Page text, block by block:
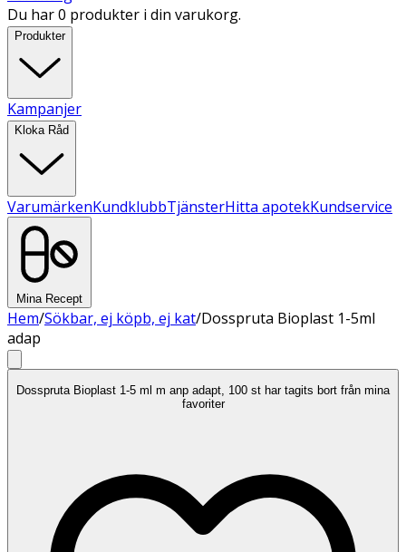
Du har 0 produkter i din varukorg.
Produkter
Kampanjer
Kloka Råd
VarumärkenKundklubbTjänsterHitta apotekKundservice
Mina Recept
Hem/Sökbar, ej köpb, ej kat/Dosspruta Bioplast 1-5ml
adap
Dosspruta Bioplast 1-5 ml m anp adapt, 100 st har tagits bort från mina
favoriter